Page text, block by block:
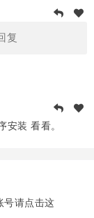
复
装 看看。
号请点击这